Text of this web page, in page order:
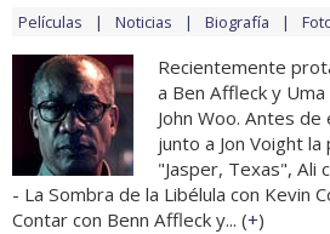
Películas Noticias Biografía
Recientemente
a Ben Affleck y
John Woo. Antes
junto a Jon Voight
"Jasper, Texas", Ali
- La Sombra de la Libélula con Kevin
Contar con Benn Affleck y... (+)